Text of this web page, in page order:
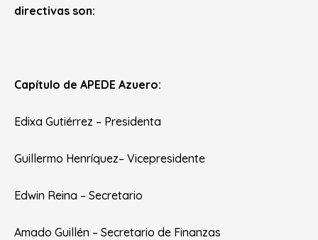
directivas son:
Capítulo de APEDE Azuero:
Edixa Gutiérrez – Presidenta
Guillermo Henríquez– Vicepresidente
Edwin Reina – Secretario
Amado Guillén – Secretario de Finanzas